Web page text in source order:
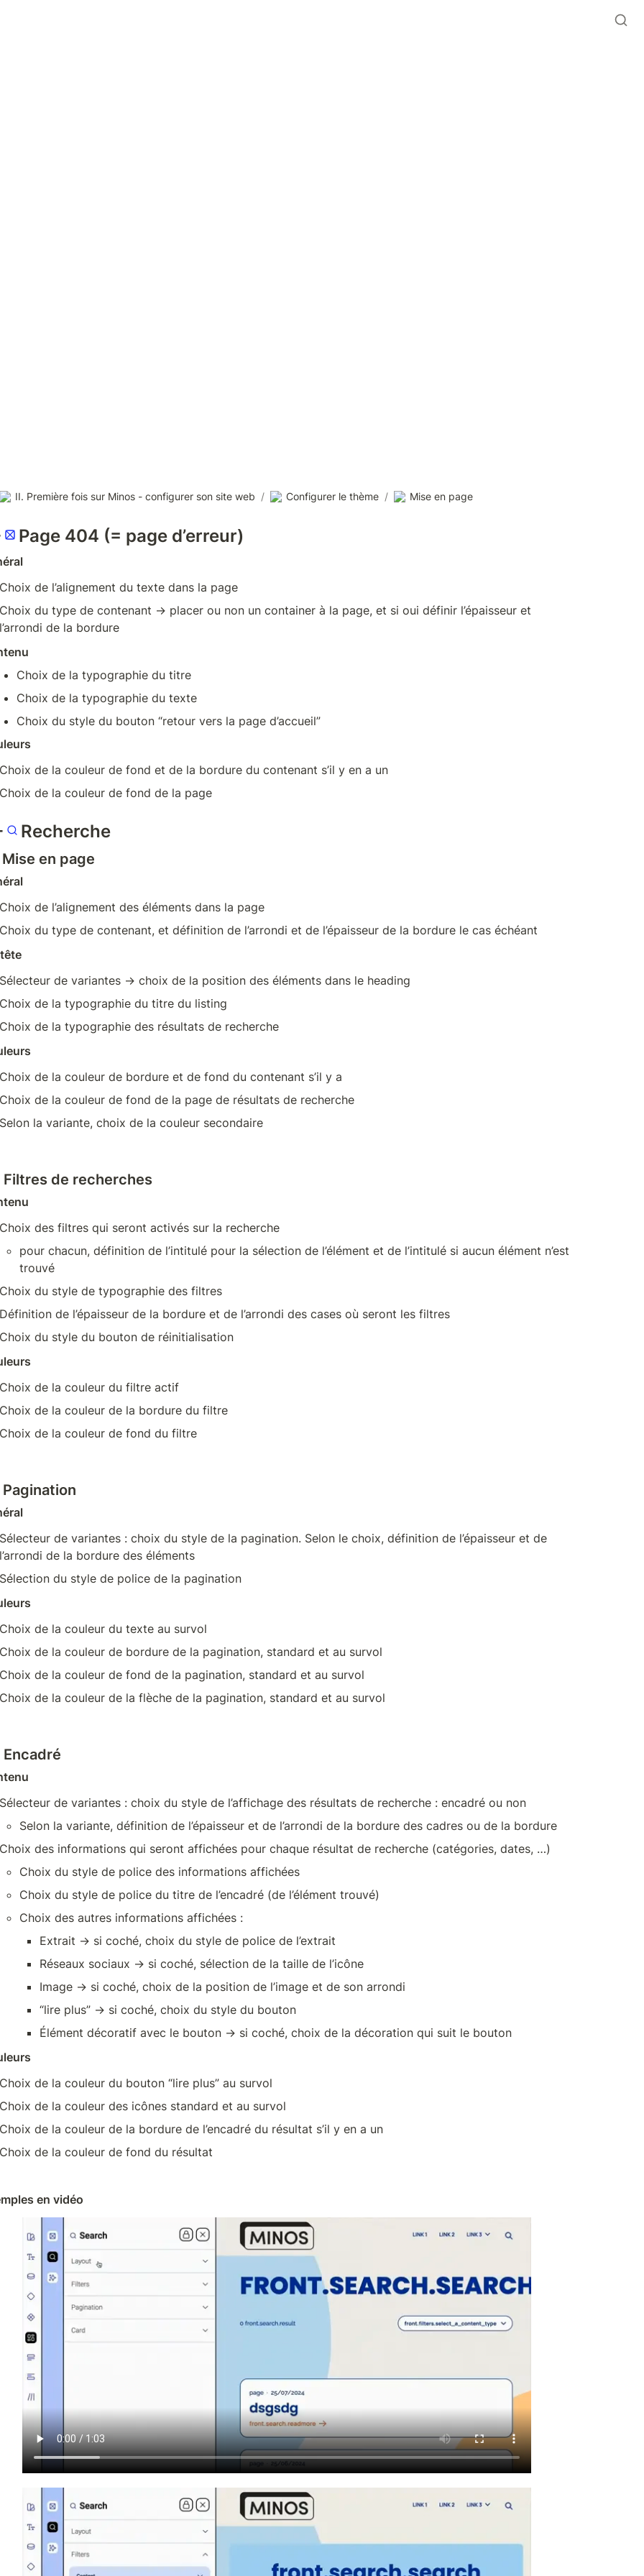
II. Première fois sur Minos - configurer son site web / Configurer le thème / Mise en page
Page 404 (= page d’erreur)
Choix de l’alignement du texte dans la page
Choix du type de contenant → placer ou non un container à la page, et si oui définir l’épaisseur et
l’arrondi de la bordure
Choix de la typographie du titre
Choix de la typographie du texte
Choix du style du bouton “retour vers la page d’accueil”
Choix de la couleur de fond et de la bordure du contenant s’il y en a un
Choix de la couleur de fond de la page
Recherche
en page
Choix de l’alignement des éléments dans la page
Choix du type de contenant, et définition de l’arrondi et de l’épaisseur de la bordure le cas échéant
Sélecteur de variantes → choix de la position des éléments dans le heading
Choix de la typographie du titre du listing
Choix de la typographie des résultats de recherche
Choix de la couleur de bordure et de fond du contenant s’il y a
Choix de la couleur de fond de la page de résultats de recherche
Selon la variante, choix de la couleur secondaire
Filtres de recherches
Choix des filtres qui seront activés sur la recherche
pour chacun, définition de l’intitulé pour la sélection de l’élément et de l’intitulé si aucun élément n’est
trouvé
Choix du style de typographie des filtres
Définition de l’épaisseur de la bordure et de l’arrondi des cases où seront les filtres
Choix du style du bouton de réinitialisation
Choix de la couleur du filtre actif
Choix de la couleur de la bordure du filtre
Choix de la couleur de fond du filtre
Sélecteur de variantes : choix du style de la pagination. Selon le choix, définition de l’épaisseur et de
l’arrondi de la bordure des éléments
Sélection du style de police de la pagination
Choix de la couleur du texte au survol
Choix de la couleur de bordure de la pagination, standard et au survol
Choix de la couleur de fond de la pagination, standard et au survol
Choix de la couleur de la flèche de la pagination, standard et au survol
Encadré
Sélecteur de variantes : choix du style de l’affichage des résultats de recherche : encadré ou non
Selon la variante, définition de l’épaisseur et de l’arrondi de la bordure des cadres ou de la bordure
Choix des informations qui seront affichées pour chaque résultat de recherche (catégories, dates, …)
Choix du style de police des informations affichées
Choix du style de police du titre de l’encadré (de l’élément trouvé)
Choix des autres informations affichées :
Extrait → si coché, choix du style de police de l’extrait
Réseaux sociaux → si coché, sélection de la taille de l’icône
Image → si coché, choix de la position de l’image et de son arrondi
“lire plus” → si coché, choix du style du bouton
Élément décoratif avec le bouton → si coché, choix de la décoration qui suit le bouton
Choix de la couleur du bouton “lire plus” au survol
Choix de la couleur des icônes standard et au survol
Choix de la couleur de la bordure de l’encadré du résultat s’il y en a un
Choix de la couleur de fond du résultat
en vidéo